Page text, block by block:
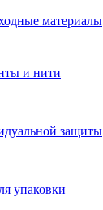
материалы
и нити
защиты
упаковки